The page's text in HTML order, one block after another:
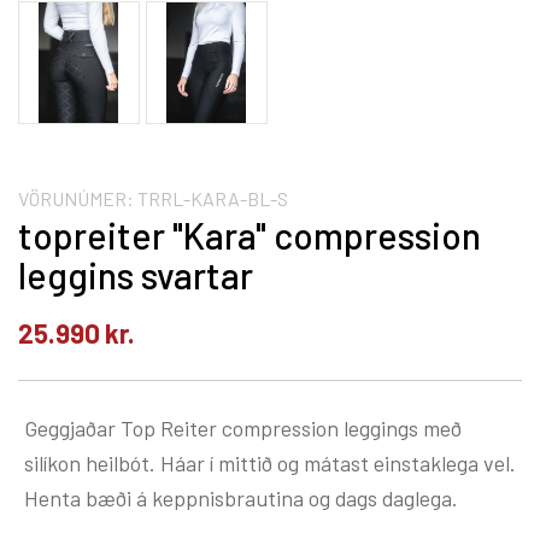
VÖRUNÚMER: TRRL-KARA-BL-S
topreiter "Kara" compression
leggins svartar
25.990 kr.
Geggjaðar Top Reiter compression leggings með
silíkon heilbót. Háar í mittið og mátast einstaklega vel.
Henta bæði á keppnisbrautina og dags daglega.